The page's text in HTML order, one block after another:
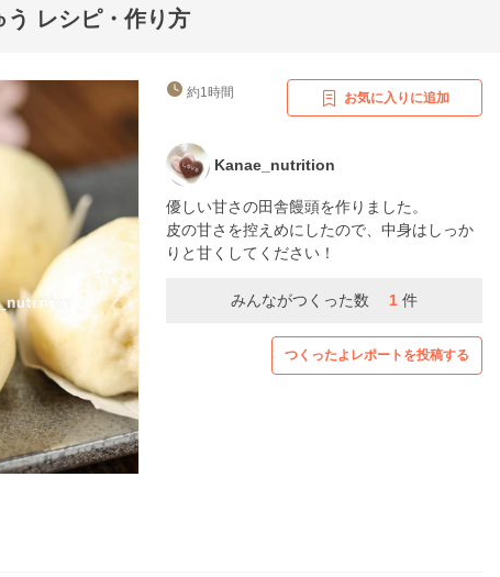
う レシピ・作り方
約1時間 お気に入りに追加
Kanae_nutrition
優しい甘さの田舎饅頭を作りました。
皮の甘さを控えめにしたので、中身はしっか
りと甘くしてください！
みんながつくった数 1 件
つくったよレポートを投稿する